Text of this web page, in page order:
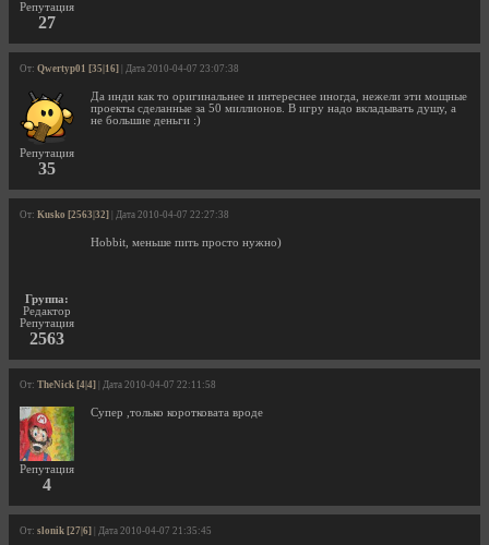
Репутация
27
От: Qwertyp01 [35|16] | Дата 2010-04-07 23:07:38
Репутация
35
Да инди как то оригинальнее и интереснее иногда, нежели эти мощные
проекты сделанные за 50 миллионов. В игру надо вкладывать душу, а
не большие деньги :)
От: Kusko [2563|32] | Дата 2010-04-07 22:27:38
Группа:
Редактор
Репутация
2563
Hobbit, меньше пить просто нужно)
От: TheNick [4|4] | Дата 2010-04-07 22:11:58
Репутация
4
Супер ,только коротковата вроде
От: slonik [27|6] | Дата 2010-04-07 21:35:45